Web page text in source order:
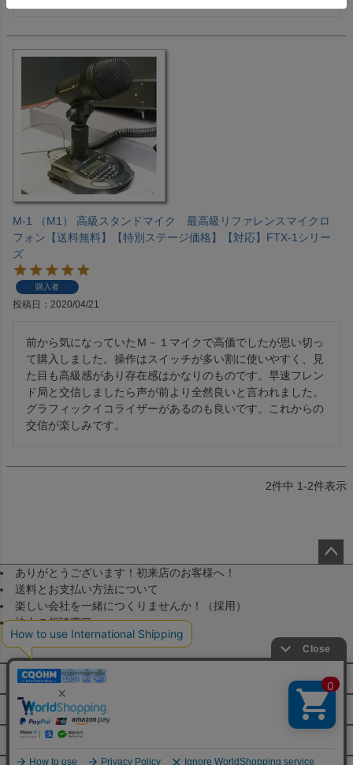
M-1 （M1） 高級スタンドマイク 最高級リファレンスマイクロ
フォン【送料無料】【特別ステージ価格】【対応】FTX-1シリー
ズ
購入者
投稿日 2020/04/21
前から気になっていたＭ－１マイクで高価でしたが思い切っ
て購入しました。操作はスイッチが多い割に使いやすく、見
た目も高級感があり存在感はかなりのものです。早速フレン
ド局と交信しましたら声が前より全然良いと言われました。
グラフィックイコライザーがあるのも良いです。これからの
交信が楽しみです。
2件中 1-2件表示
ありがとうございます！初来店のお客様へ！
送料とお支払い方法について
楽しい会社を一緒につくりませんか！（採用）
法人の相談窓口
メールマガジン登録
FAQ・お問い合わせ
特定商取引法に基づく表示